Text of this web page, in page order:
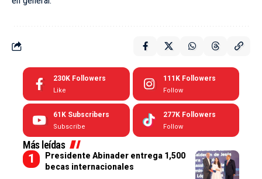
230K Followers
Like
111K Followers
Follow
61K Subscribers
Subscribe
277K Followers
Follow
Más leídas
Presidente Abinader entrega 1,500
becas internacionales